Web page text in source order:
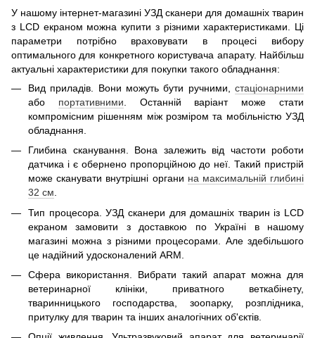
У нашому інтернет-магазині УЗД сканери для домашніх тварин
з LCD екраном можна купити з різними характеристиками. Ці
параметри потрібно враховувати в процесі вибору
оптимального для конкретного користувача апарату. Найбільш
актуальні характеристики для покупки такого обладнання:
Вид приладів. Вони можуть бути ручними, стаціонарними
або портативними . Останній варіант може стати
компромісним рішенням між розміром та мобільністю УЗД
обладнання.
Глибина сканування. Вона залежить від частоти роботи
датчика і є обернено пропорційною до неї. Такий пристрій
може сканувати внутрішні органи на максимальній глибині
32 см.
Тип процесора. УЗД сканери для домашніх тварин із LCD
екраном замовити з доставкою по Україні в нашому
магазині можна з різними процесорами. Але здебільшого
це надійний удосконалений ARM.
Сфера використання. Вибрати такий апарат можна для
ветеринарної клініки, приватного веткабінету,
тваринницького господарства, зоопарку, розплідника,
притулку для тварин та інших аналогічних об'єктів.